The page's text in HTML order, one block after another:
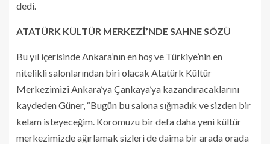
dedi.
ATATÜRK KÜLTÜR MERKEZİ’NDE SAHNE SÖZÜ
Bu yıl içerisinde Ankara’nın en hoş ve Türkiye’nin en
nitelikli salonlarından biri olacak Atatürk Kültür
Merkezimizi Ankara’ya Çankaya’ya kazandıracaklarını
kaydeden Güner, “Bugün bu salona sığmadık ve sizden bir
kelam isteyeceğim. Koromuzu bir defa daha yeni kültür
merkezimizde ağırlamak sizleri de daima bir arada orada